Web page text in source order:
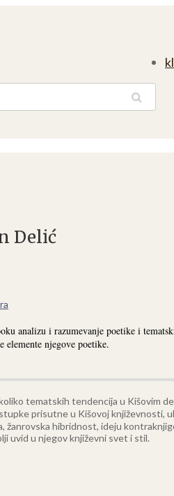
Delić
analizu i razumevanje poetike i
njegove poetike.
tematskih tendencija u Kišovim
prisutne u Kišovoj književnosti,
žanrovska hibridnost, ideju
uvid u njegov književni svet i stil.